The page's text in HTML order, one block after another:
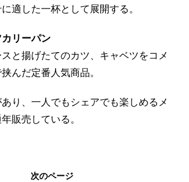
適した一杯として展開する。
リーパン
と揚げたてのカツ、キャベツをコメ
んだ定番人気商品。
り、一人でもシェアでも楽しめるメ
販売している。
次のページ